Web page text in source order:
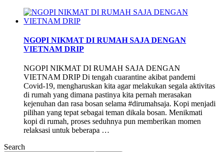
NGOPI NIKMAT DI RUMAH SAJA DENGAN
VIETNAM DRIP
NGOPI NIKMAT DI RUMAH SAJA DENGAN
VIETNAM DRIP Di tengah cuarantine akibat pandemi
Covid-19, mengharuskan kita agar melakukan segala aktivitas
di rumah yang dimana pastinya kita pernah merasakan
kejenuhan dan rasa bosan selama #dirumahsaja. Kopi menjadi
pilihan yang tepat sebagai teman dikala bosan. Menikmati
kopi di rumah, proses seduhnya pun memberikan momen
relaksasi untuk beberapa …
Search